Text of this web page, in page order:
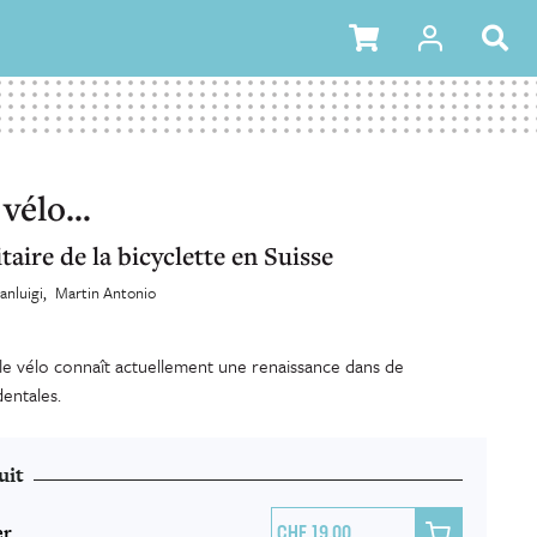
de la bicyclette en Suisse
Martin Antonio
vélo connaît actuellement une renaissance dans de